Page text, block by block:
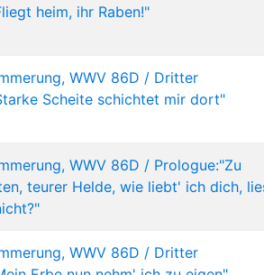
heim, ihr Raben!"
WWV 86D / Dritter
Scheite schichtet mir dort"
WWV 86D / Prologue:"Zu
teurer Helde, wie liebt' ich dich,
WWV 86D / Dritter